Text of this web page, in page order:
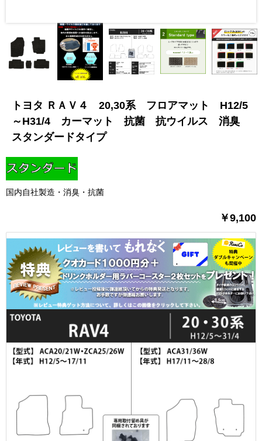
トヨタ ＲＡＶ４ 20,30系 フロアマット H12/5
～H31/4 カーマット 抗菌 抗ウイルス 消臭
スタンダードタイプ
国内自社製造・消臭・抗菌
￥9,100